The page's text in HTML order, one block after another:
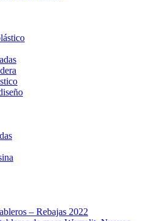
– Rebajas 2022